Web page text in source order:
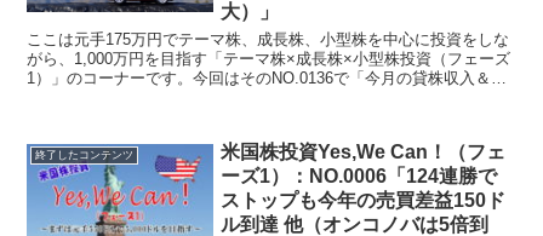
大）」
ここは元手175万円でテーマ株、成長株、小型株を中心に投資をしな
がら、1,000万円を目指す「テーマ株×成長株×小型株投資（フェーズ
1）」のコーナーです。今回はそのNO.0136で「今月の貸株収入＆総
終了したコンテンツ
米国株投資Yes,We Can！（フェ
ーズ1）：NO.0006「124連勝で
ストップも今年の売買差益150ド
ル到達 他（オンコノバは5倍到